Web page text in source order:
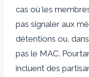
cas où les
pas signaler aux
détentions ou,
pas le MAC.
incluent des